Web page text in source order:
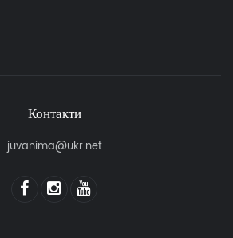
Контакти
juvanima@ukr.net